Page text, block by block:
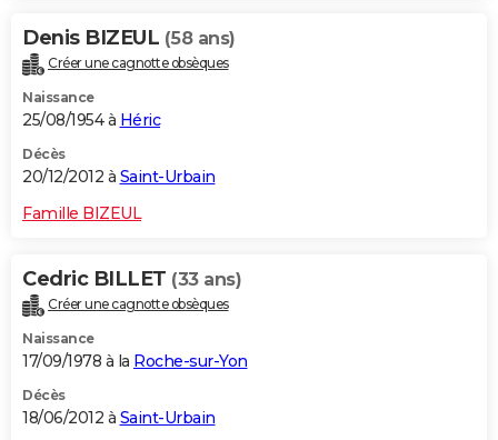
Denis BIZEUL (58 ans)
Créer une cagnotte obsèques
Naissance
25/08/1954 à Héric
Décès
20/12/2012 à Saint-Urbain
Famille BIZEUL
Cedric BILLET (33 ans)
Créer une cagnotte obsèques
Naissance
17/09/1978 à la Roche-sur-Yon
Décès
18/06/2012 à Saint-Urbain